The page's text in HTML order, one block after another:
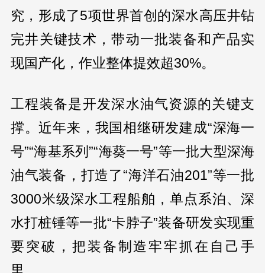
究，形成了5项世界首创的深水高压井钻
完井关键技术，带动一批装备和产品实
现国产化，作业整体提效超30%。
工程装备是开发深水油气资源的关键支
撑。近年来，我国相继研发建成“深海一
号”“海基系列”“海葵一号”等一批大型深海
油气装备，打造了“海洋石油201”等一批
3000米级深水工程船舶，单点系泊、深
水打桩锤等一批“卡脖子”装备研发实现重
要突破，把装备制造牢牢抓在自己手
里。